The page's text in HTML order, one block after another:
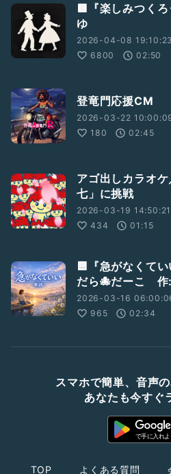
🟥『楽しみつく
ゆ
2026-04-08 19:10:23
6800
02:50
登竜門応援CM
2026-03-22
180
02:45
アゴ出しカラオ
七」に挑戦
2026-03-19 14:50:21
434
01:15
🟦『急がなくて
だら🐙だーこ 作
2026-03-16
965
02:34
スマホで簡単、音声
あなたも今すぐ
TOP よくある質問